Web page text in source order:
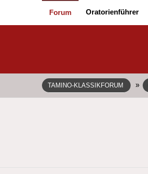
Forum Oratorienführer
TAMINO-KLASSIKFORUM »